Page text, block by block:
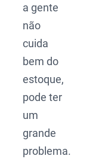
a gente
não
cuida
bem do
estoque,
pode ter
um
grande
problema.